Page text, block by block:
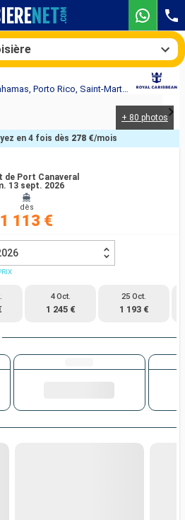
Croisière Star of the Seas : Bahamas, Porto Rico, Saint-Martin, États-Unis au départ de Port Canaveral
+ 80 photos
de Port Canaveral
13 sept. 2026
dès
1 113 €
en 4 fois dès 278 €/mois
4 Oct.
1 245 €
25 Oct.
1 193 €
Compagnies
Rechercher